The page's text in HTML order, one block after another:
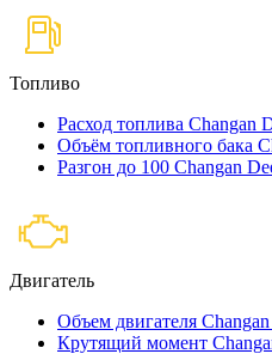
Топливо
Расход топлива Changan
Объём топливного бака
Разгон до 100 Changan
Двигатель
Объем двигателя
Крутящий момент